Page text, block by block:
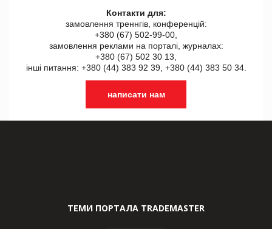
Контакти для:
замовлення треннгів, конференцій:
+380 (67) 502-99-00,
замовлення реклами на порталі, журналах:
+380 (67) 502 30 13,
інші питання: +380 (44) 383 92 39, +380 (44) 383 50 34.
написати нам
ТЕМИ ПОРТАЛА TRADEMASTER